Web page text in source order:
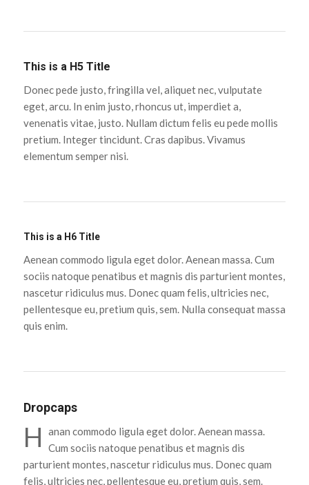
This is a H5 Title
Donec pede justo, fringilla vel, aliquet nec, vulputate
eget, arcu. In enim justo, rhoncus ut, imperdiet a,
venenatis vitae, justo. Nullam dictum felis eu pede mollis
pretium. Integer tincidunt. Cras dapibus. Vivamus
elementum semper nisi.
This is a H6 Title
Aenean commodo ligula eget dolor. Aenean massa. Cum
sociis natoque penatibus et magnis dis parturient montes,
nascetur ridiculus mus. Donec quam felis, ultricies nec,
pellentesque eu, pretium quis, sem. Nulla consequat massa
quis enim.
Dropcaps
H
anan commodo ligula eget dolor. Aenean massa.
Cum sociis natoque penatibus et magnis dis
parturient montes, nascetur ridiculus mus. Donec quam
felis, ultricies nec, pellentesque eu, pretium quis, sem.